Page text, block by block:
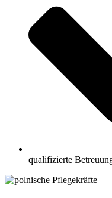
qualifizierte